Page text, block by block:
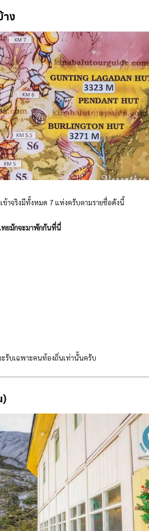
ง
ข้าจริงมีทั้งหมด 7 แห่งครับตามรายชื่อดังนี้
ทยมักจะมาพักกันที่นี่
รับเฉพาะคนท้องถิ่นเท่านั้นครับ